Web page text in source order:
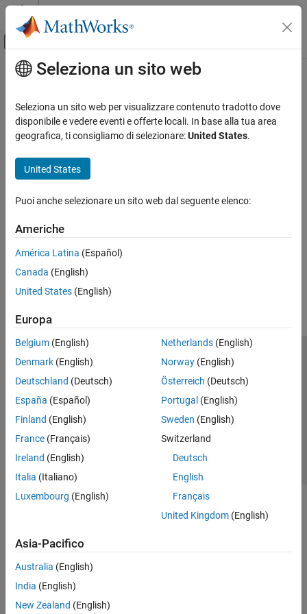
Vai al contenuto
Attiva/disattiva menu di navigazione
Pagina iniziale della documentazione
Contenuto principale
Seleziona un sito web
Seleziona un sito web per visualizzare contenuto tradotto dove
disponibile e vedere eventi e offerte locali. In base alla tua area
geografica, ti consigliamo di selezionare:United States.
United States
Puoi anche selezionare un sito web dal seguente elenco:
Americhe
América Latina (Español)
Canada (English)
United States (English)
Europa
Belgium (English)
Denmark (English)
Deutschland (Deutsch)
España (Español)
Finland (English)
France (Français)
Ireland (English)
Italia (Italiano)
Luxembourg (English)
Netherlands(English)
Norway(English)
Österreich (Deutsch)
Portugal (English)
Sweden (English)
Switzerland
Deutsch
English
Français
United Kingdom(English)
Asia-Pacifico
Australia (English)
India (English)
New Zealand (English)
Centro di fiducia
Informativa sulla privacy
Antipirateria
Stato dell'applicazione
Contatti
© 1994-2026 The MathWorks, Inc.